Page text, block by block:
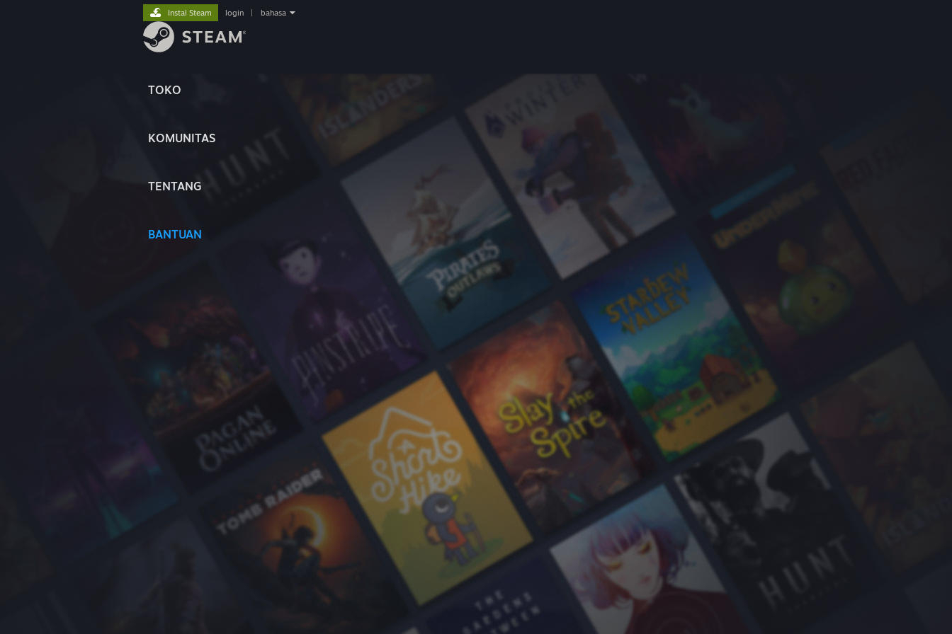
TOKO
KOMUNITAS
TENTANG
BANTUAN
Instal Steam login bahasa